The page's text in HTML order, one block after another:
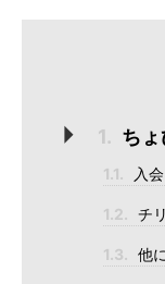
1. ちょ
1.1. 入
1.2. チ
1.3. 他